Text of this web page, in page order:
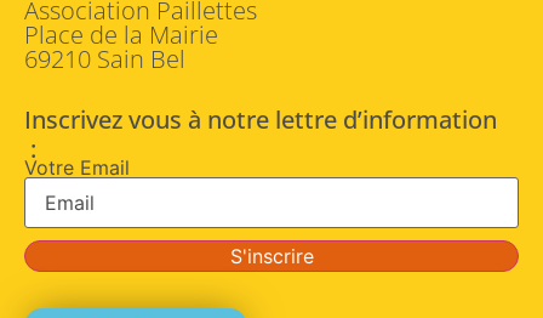
Association Paillettes
Place de la Mairie
69210 Sain Bel
Inscrivez vous à notre lettre d’information
:
Votre Email
S'inscrire